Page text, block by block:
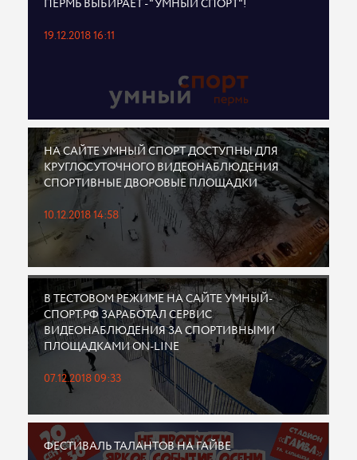
ПЕРМЬ ВЫБИРАЕТ - "УМНЫЙ СПОРТ"!
19.12.2018 16:11
НА САЙТЕ УМНЫЙ СПОРТ ДОСТУПНЫ ДЛЯ
КРУГЛОСУТОЧНОГО ВИДЕОНАБЛЮДЕНИЯ
СПОРТИВНЫЕ ДВОРОВЫЕ ПЛОЩАДКИ
10.12.2018 14:58
В ТЕСТОВОМ РЕЖИМЕ НА САЙТЕ УМНЫЙ-
СПОРТ.РФ ЗАРАБОТАЛ СЕРВИС
ВИДЕОНАБЛЮДЕНИЯ ЗА СПОРТИВНЫМИ
ПЛОЩАДКАМИ ON-LINE
07.12.2018 09:33
ФЕСТИВАЛЬ ТАЛАНТОВ НА ГАЙВЕ